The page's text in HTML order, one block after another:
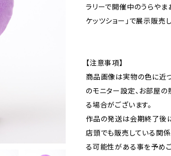
ラリーで開催中のうらやま
ケッツショー」で展示販売
【注意事項】
商品画像は実物の色に近
のモニター設定、お部屋
る場合がございます。
作品の発送は会期終了後に
店頭でも販売している関
る可能性がある事を予めご